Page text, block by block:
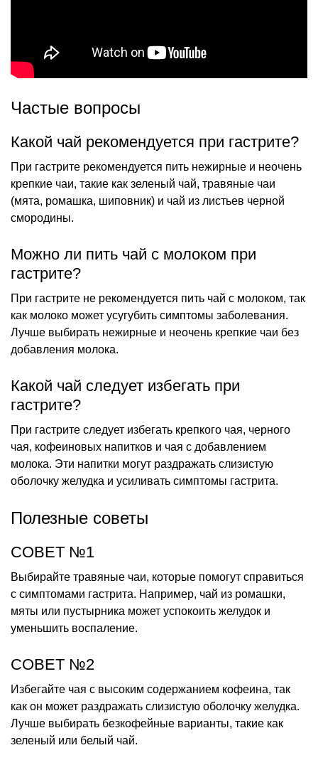
Частые вопросы
Какой чай рекомендуется при гастрите?
При гастрите рекомендуется пить нежирные и неочень
крепкие чаи, такие как зеленый чай, травяные чаи
(мята, ромашка, шиповник) и чай из листьев черной
смородины.
Можно ли пить чай с молоком при
гастрите?
При гастрите не рекомендуется пить чай с молоком, так
как молоко может усугубить симптомы заболевания.
Лучше выбирать нежирные и неочень крепкие чаи без
добавления молока.
Какой чай следует избегать при
гастрите?
При гастрите следует избегать крепкого чая, черного
чая, кофеиновых напитков и чая с добавлением
молока. Эти напитки могут раздражать слизистую
оболочку желудка и усиливать симптомы гастрита.
Полезные советы
СОВЕТ №1
Выбирайте травяные чаи, которые помогут справиться
с симптомами гастрита. Например, чай из ромашки,
мяты или пустырника может успокоить желудок и
уменьшить воспаление.
СОВЕТ №2
Избегайте чая с высоким содержанием кофеина, так
как он может раздражать слизистую оболочку желудка.
Лучше выбирать безкофейные варианты, такие как
зеленый или белый чай.